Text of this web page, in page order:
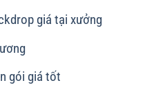
giá tại xưởng
gói giá tốt